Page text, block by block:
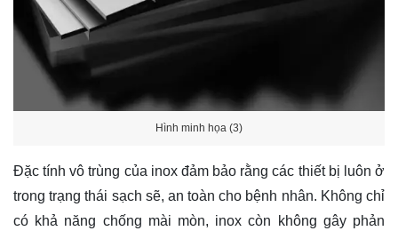
Hình minh họa (3)
Đặc tính vô trùng của inox đảm bảo rằng các thiết bị luôn ở
trong trạng thái sạch sẽ, an toàn cho bệnh nhân. Không chỉ
có khả năng chống mài mòn, inox còn không gây phản